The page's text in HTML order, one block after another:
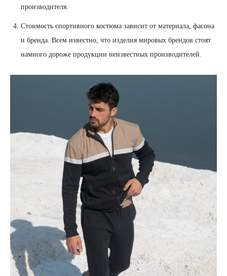
производителя.
Стоимость спортивного костюма зависит от материала, фасона
и бренда. Всем известно, что изделия мировых брендов стоят
намного дороже продукции неизвестных производителей.